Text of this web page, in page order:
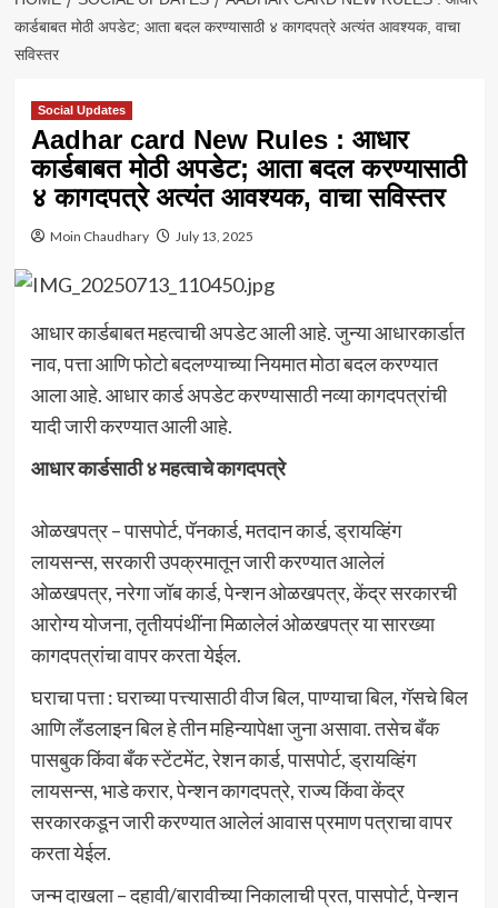
कार्डबाबत मोठी अपडेट; आता बदल करण्यासाठी ४ कागदपत्रे अत्यंत आवश्यक, वाचा
सविस्तर
Social Updates
Aadhar card New Rules : आधार
कार्डबाबत मोठी अपडेट; आता बदल करण्यासाठी
४ कागदपत्रे अत्यंत आवश्यक, वाचा सविस्तर
Moin Chaudhary July 13, 2025
आधार कार्डबाबत महत्वाची अपडेट आली आहे. जुन्या आधारकार्डात
नाव, पत्ता आणि फोटो बदलण्याच्या नियमात मोठा बदल करण्यात
आला आहे. आधार कार्ड अपडेट करण्यासाठी नव्या कागदपत्रांची
यादी जारी करण्यात आली आहे.
आधार कार्डसाठी ४ महत्वाचे कागदपत्रे
ओळखपत्र – पासपोर्ट, पॅनकार्ड, मतदान कार्ड, ड्रायव्हिंग
लायसन्स, सरकारी उपक्रमातून जारी करण्यात आलेलं
ओळखपत्र, नरेगा जॉब कार्ड, पेन्शन ओळखपत्र, केंद्र सरकारची
आरोग्य योजना, तृतीयपंथींना मिळालेलं ओळखपत्र या सारख्या
कागदपत्रांचा वापर करता येईल.
घराचा पत्ता : घराच्या पत्त्यासाठी वीज बिल, पाण्याचा बिल, गॅसचे बिल
आणि लँडलाइन बिल हे तीन महिन्यापेक्षा जुना असावा. तसेच बँक
पासबुक किंवा बँक स्टेंटमेंट, रेशन कार्ड, पासपोर्ट, ड्रायव्हिंग
लायसन्स, भाडे करार, पेन्शन कागदपत्रे, राज्य किंवा केंद्र
सरकारकडून जारी करण्यात आलेलं आवास प्रमाण पत्राचा वापर
करता येईल.
जन्म दाखला – दहावी/बारावीच्या निकालाची प्रत, पासपोर्ट, पेन्शन